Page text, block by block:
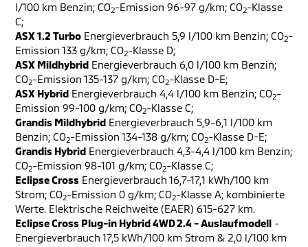
l/100 km Benzin; CO2-Emission 96-97 g/km; CO2-Klasse
C;
ASX 1.2 Turbo Energieverbrauch 5,9 l/100 km Benzin; CO2-
Emission 133 g/km; CO2-Klasse D;
ASX Mildhybrid Energieverbrauch 6,0 l/100 km Benzin;
CO2-Emission 135-137 g/km; CO2-Klasse D-E;
ASX Hybrid Energieverbrauch 4,4 l/100 km Benzin; CO2-
Emission 99-100 g/km; CO2-Klasse C;
Grandis Mildhybrid Energieverbrauch 5,9-6,1 l/100 km
Benzin; CO2-Emission 134-138 g/km; CO2-Klasse D-E;
Grandis Hybrid Energieverbrauch 4,3-4,4 l/100 km Benzin;
CO2-Emission 98-101 g/km; CO2-Klasse C;
Eclipse Cross Energieverbrauch 16,7-17,1 kWh/100 km
Strom; CO2-Emission 0 g/km; CO2-Klasse A; kombinierte
Werte. Elektrische Reichweite (EAER) 615-627 km.
Eclipse Cross Plug-in Hybrid 4WD 2.4 - Auslaufmodell -
Energieverbrauch 17,5 kWh/100 km Strom & 2,0 l/100 km